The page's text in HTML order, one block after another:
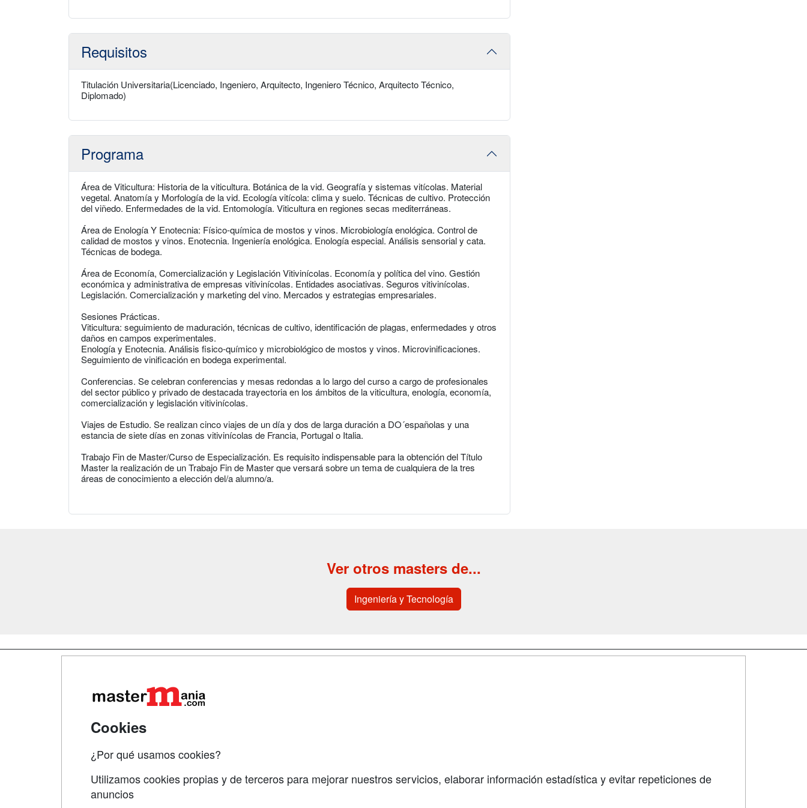
Requisitos
Titulación Universitaria(Licenciado, Ingeniero, Arquitecto, Ingeniero Técnico, Arquitecto Técnico,
Diplomado)
Programa
Área de Viticultura: Historia de la viticultura. Botánica de la vid. Geografía y sistemas vitícolas. Material
vegetal. Anatomía y Morfología de la vid. Ecología vitícola: clima y suelo. Técnicas de cultivo. Protección
del viñedo. Enfermedades de la vid. Entomología. Viticultura en regiones secas mediterráneas.
Área de Enología Y Enotecnia: Físico-química de mostos y vinos. Microbiología enológica. Control de
calidad de mostos y vinos. Enotecnia. Ingeniería enológica. Enología especial. Análisis sensorial y cata.
Técnicas de bodega.
Área de Economía, Comercialización y Legislación Vitivinícolas. Economía y política del vino. Gestión
económica y administrativa de empresas vitivinícolas. Entidades asociativas. Seguros vitivinícolas.
Legislación. Comercialización y marketing del vino. Mercados y estrategias empresariales.
Sesiones Prácticas.
Viticultura: seguimiento de maduración, técnicas de cultivo, identificación de plagas, enfermedades y otros
daños en campos experimentales.
Enología y Enotecnia. Análisis fisico-químico y microbiológico de mostos y vinos. Microvinificaciones.
Seguimiento de vinificación en bodega experimental.
Conferencias. Se celebran conferencias y mesas redondas a lo largo del curso a cargo de profesionales
del sector público y privado de destacada trayectoria en los ámbitos de la viticultura, enología, economía,
comercialización y legislación vitivinícolas.
Viajes de Estudio. Se realizan cinco viajes de un día y dos de larga duración a DO´españolas y una
estancia de siete días en zonas vitivinícolas de Francia, Portugal o Italia.
Trabajo Fin de Master/Curso de Especialización. Es requisito indispensable para la obtención del Título
Master la realización de un Trabajo Fin de Master que versará sobre un tema de cualquiera de la tres
áreas de conocimiento a elección del/a alumno/a.
Ver otros masters de...
Ingeniería y Tecnología
Cookies
¿Por qué usamos cookies?
Utilizamos cookies propias y de terceros para mejorar nuestros servicios, elaborar información estadística y evitar repeticiones de
anuncios